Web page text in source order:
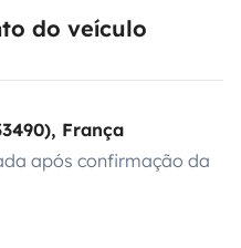
do veículo
França
após confirmação da